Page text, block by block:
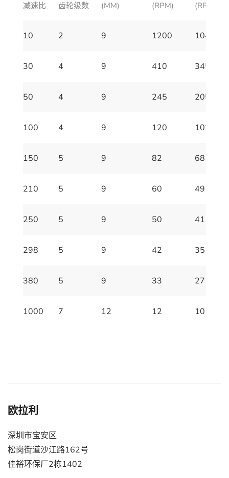
减速比 齿轮级数
(MM)
(RPM)
(RPM)
10 2 9 1200 1040
30 4 9 410 345
50 4 9 245 205
100 4 9 120 102
150 5 9 82 68
210 5 9 60 49
250 5 9 50 41
298 5 9 42 35
380 5 9 33 27
1000 7 12 12 10
欧拉利
深圳市宝安区
松岗街道沙江路162号
佳裕环保厂2栋1402